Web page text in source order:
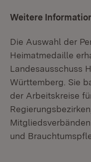
Weitere
Die Auswahl der
Heimatmedaille
Landesausschuss
Württemberg. Sie
der Arbeitskreise
und